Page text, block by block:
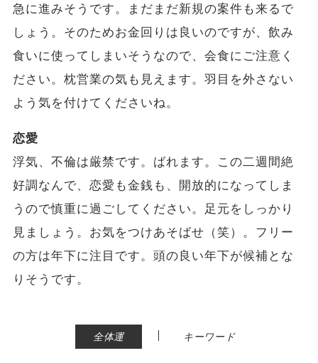
急に進みそうです。まだまだ新規の案件も来るで
しょう。そのためお金回りは良いのですが、飲み
食いに使ってしまいそうなので、会食にご注意く
ださい。枕営業の気も見えます。羽目を外さない
よう気を付けてくださいね。
恋愛
浮気、不倫は厳禁です。ばれます。この二週間絶
好調なんで、恋愛も金銭も、開放的になってしま
うので慎重に過ごしてください。足元をしっかり
見ましょう。お気をつけあそばせ（笑）。フリー
の方は年下に注目です。頭の良い年下が候補とな
りそうです。
全体運 | キーワード